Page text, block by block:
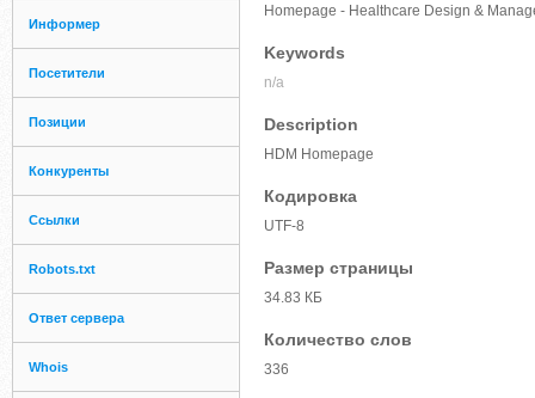
Информер
Посетители
Позиции
Конкуренты
Ссылки
Robots.txt
Ответ сервера
Whois
Homepage - Healthcare Design &
Keywords
n/a
Description
HDM Homepage
Кодировка
UTF-8
Размер страницы
34.83 КБ
Количество слов
336